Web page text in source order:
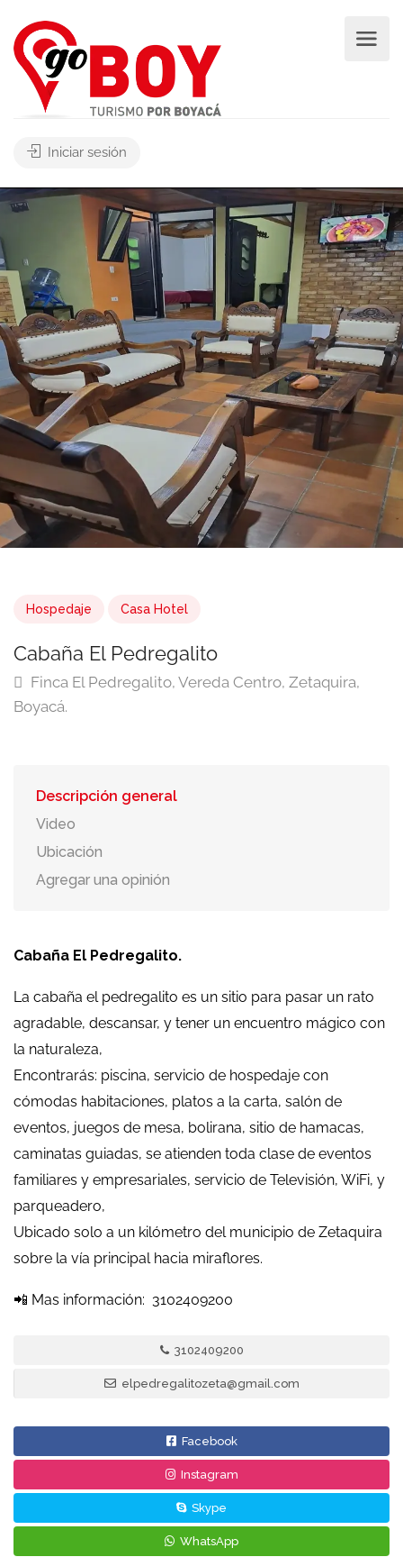
Iniciar sesión
Hospedaje Casa Hotel
Cabaña El Pedregalito
Finca El Pedregalito, Vereda Centro, Zetaquira,
Boyacá.
Descripción general
Video
Ubicación
Agregar una opinión
Cabaña El Pedregalito.
La cabaña el pedregalito es un sitio para pasar un rato
agradable, descansar, y tener un encuentro mágico con
la naturaleza,
Encontrarás: piscina, servicio de hospedaje con
cómodas habitaciones, platos a la carta, salón de
eventos, juegos de mesa, bolirana, sitio de hamacas,
caminatas guiadas, se atienden toda clase de eventos
familiares y empresariales, servicio de Televisión, WiFi, y
parqueadero,
Ubicado solo a un kilómetro del municipio de Zetaquira
sobre la vía principal hacia miraflores.
📲 Mas información: 3102409200
3102409200
elpedregalitozeta@gmail.com
Facebook
Instagram
Skype
WhatsApp